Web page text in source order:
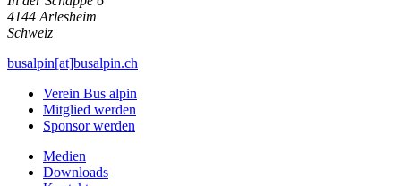
4144 Arlesheim
Schweiz
busalpin[at]busalpin.ch
Verein Bus alpin
Mitglied werden
Sponsor werden
Medien
Downloads